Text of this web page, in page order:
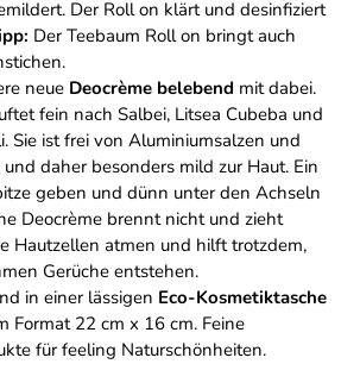
Der Roll on klärt und desinfiziert
Der Teebaum Roll on bringt auch
neue Deocrème belebend mit dabei.
fein nach Salbei, Litsea Cubeba und
Sie ist frei von Aluminiumsalzen und
daher besonders mild zur Haut. Ein
geben und dünn unter den Achseln
Deocrème brennt nicht und zieht
Hautzellen atmen und hilft trotzdem,
Gerüche entstehen.
in einer lässigen Eco-Kosmetiktasche
Format 22 cm x 16 cm. Feine
für feeling Naturschönheiten.